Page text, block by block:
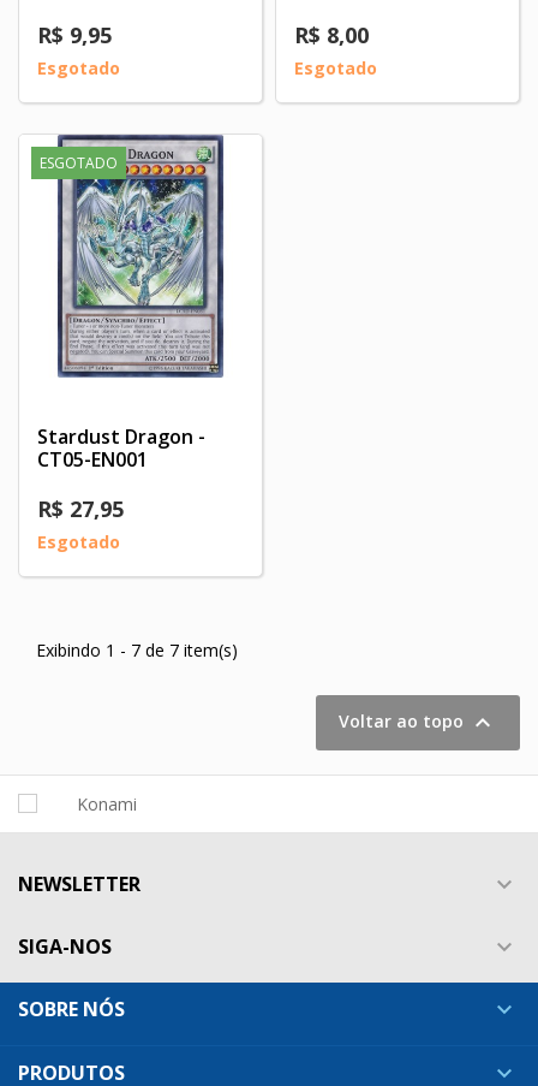
R$ 9,95
Esgotado
R$ 8,00
Esgotado
ESGOTADO
Stardust Dragon -
CT05-EN001
R$ 27,95
Esgotado
Exibindo 1 - 7 de 7 item(s)
Voltar ao topo 
NEWSLETTER 
SIGA-NOS 
SOBRE NÓS 
PRODUTOS 